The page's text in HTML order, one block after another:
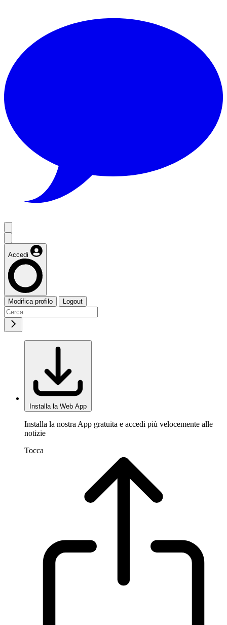
Accedi
Modifica profilo Logout
Installa la Web App
Installa la nostra App gratuita e accedi più velocemente alle
notizie
Tocca